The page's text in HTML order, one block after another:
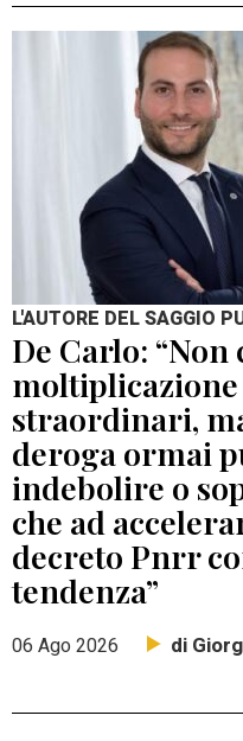
L'AUTORE DEL SAGGIO
De Carlo: “Non
straordinari,
deroga ormai
indebolire o
che ad
decreto Pnrr
tendenza”
06 Ago 2026 di